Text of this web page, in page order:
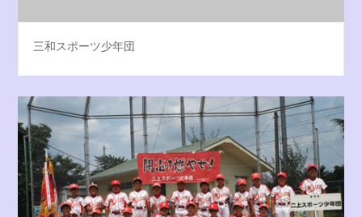
三和スポーツ少年団